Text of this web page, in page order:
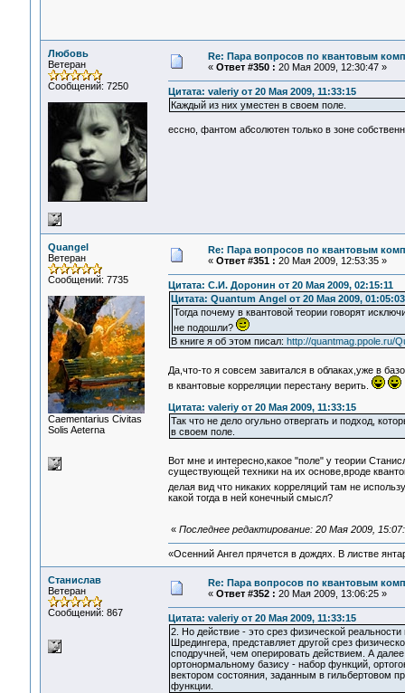
Любовь
Ветеран
Сообщений: 7250
Re: Пара вопросов по квантовым
« Ответ #350 : 20 Мая 2009, 12:30:47 »
Цитата: valeriy от 20 Мая 2009, 11:33:15
Каждый из них уместен в своем поле.
ессно, фантом абсолютен только в зоне
Quangel
Ветеран
Сообщений: 7735
Сaementarius Civitas
Solis Aeterna
Re: Пара вопросов по квантовым
« Ответ #351 : 20 Мая 2009, 12:53:35 »
Цитата: С.И. Доронин от 20 Мая 2009, 02:15:11
Цитата: Quantum Angel от 20 Мая 2009, 01:05:03
Тогда почему в квантовой теории говорят
не подошли?
В книге я об этом писал: http://quantmag.ppole.ru/
Да,что-то я совсем завитался в облаках,уже в
в квантовые корреляции перестану верить.
Цитата: valeriy от 20 Мая 2009, 11:33:15
Так что не дело огульно отвергать и подход,
в своем поле.
Вот мне и интересно,какое "поле" у теории
существующей техники на их основе,вроде
делая вид что никаких корреляций там не
какой тогда в ней конечный смысл?
« Последнее редактирование: 20 Мая 2009,
«Осенний Ангел прячется в дождях. В листве
Станислав
Ветеран
Сообщений: 867
Re: Пара вопросов по квантовым
« Ответ #352 : 20 Мая 2009, 13:06:25 »
Цитата: valeriy от 20 Мая 2009, 11:33:15
2. Но действие - это срез физической
Шредингера, представляет другой срез
сподручней, чем оперировать действием. А
ортонормальному базису - набор функций,
вектором состояния, заданным в гильбертовом
функции.